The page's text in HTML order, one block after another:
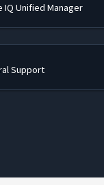
IQ Unified Manager
Support